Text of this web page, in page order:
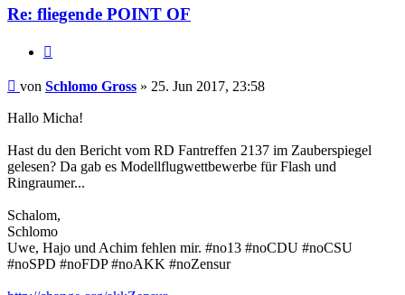
Re: fliegende POINT OF
Beitrag
von Schlomo Gross » 25. Jun 2017, 23:58
Hallo Micha!
Hast du den Bericht vom RD Fantreffen 2137 im Zauberspiegel
gelesen? Da gab es Modellflugwettbewerbe für Flash und
Ringraumer...
Schalom,
Schlomo
Uwe, Hajo und Achim fehlen mir. #no13 #noCDU #noCSU
#noSPD #noFDP #noAKK #noZensur